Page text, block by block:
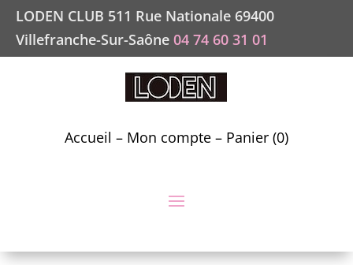
LODEN CLUB 511 Rue Nationale 69400
Villefranche-Sur-Saône 04 74 60 31 01
Accueil – Mon compte– Panier (0)